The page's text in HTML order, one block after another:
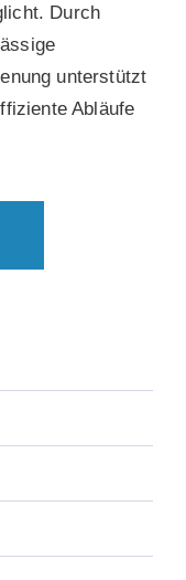
Durch
unterstützt
Abläufe